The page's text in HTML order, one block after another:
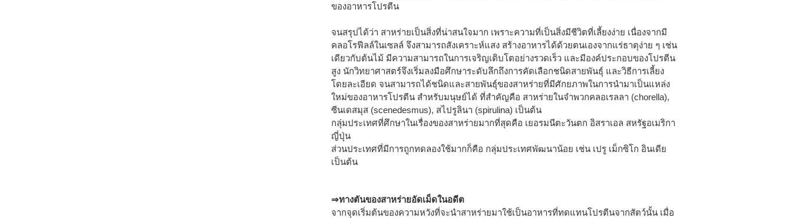
ของอาหารโปรตีน
จนสรุปได้ว่า สาหร่ายเป็นสิ่งที่น่าสนใจมาก เพราะความที่เป็นสิ่งมีชีวิตที่เลี้ยงง่าย เนื่องจากมี
คลอโรฟีลล์ในเซลล์ จึงสามารถสังเคราะห์แสง สร้างอาหารได้ด้วยตนเองจากแร่ธาตุง่าย ๆ เช่น
เดียวกับต้นไม้ มีความสามารถในการเจริญเติบโตอย่างรวดเร็ว และมีองค์ประกอบของโปรตีน
สูง นักวิทยาศาสตร์จึงเริ่มลงมือศึกษาระดับลึกถึงการคัดเลือกชนิดสายพันธุ์ และวิธีการเลี้ยง
โดยละเอียด จนสามารถได้ชนิดและสายพันธุ์ของสาหร่ายที่มีศักยภาพในการนำมาเป็นแหล่ง
ใหม่ของอาหารโปรตีน สำหรับมนุษย์ได้ ที่สำคัญคือ สาหร่ายในจำพวกคลอเรลลา (chorella),
ซีนเดสมุส (scenedesmus), สไปรูลินา (spirulina) เป็นต้น
กลุ่มประเทศที่ศึกษาในเรื่องของสาหร่ายมากที่สุดคือ เยอรมนีตะวันตก อิสราเอล สหรัฐอเมริกา
ญี่ปุ่น
ส่วนประเทศที่มีการถูกทดลองใช้มากก็คือ กลุ่มประเทศพัฒนาน้อย เช่น เปรู เม็กซิโก อินเดีย
เป็นต้น
⇒ทางตันของสาหร่ายอัดเม็ดในอดีต
จากจุดเริ่มต้นของความหวังที่จะนำสาหร่ายมาใช้เป็นอาหารที่ทดแทนโปรตีนจากสัตว์นั้น เมื่อ